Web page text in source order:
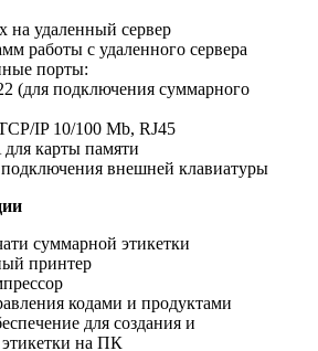
на удаленный сервер
работы с удаленного сервера
порты:
(для подключения суммарного
IP 10/100 Mb, RJ45
карты памяти
подключения внешней клавиатуры
суммарной этикетки
принтер
кодами и продуктами
для создания и
этикетки на ПК